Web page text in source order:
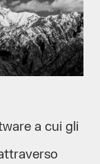
a cui gli